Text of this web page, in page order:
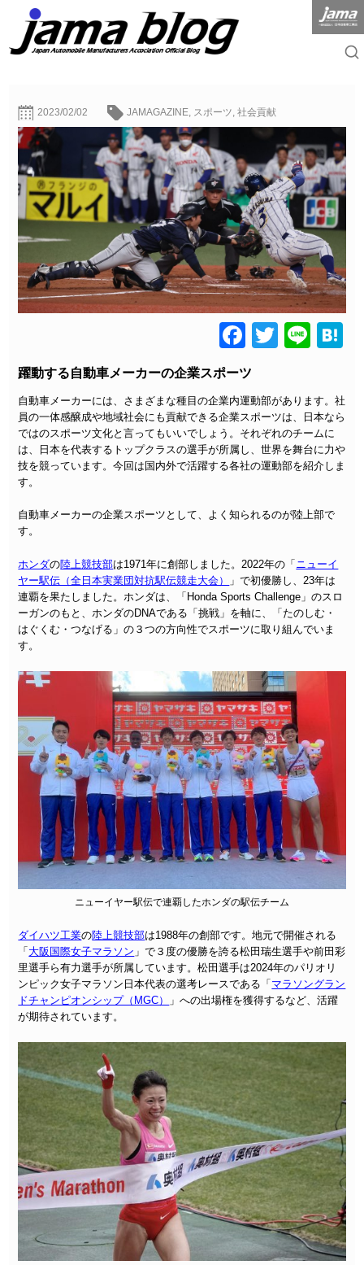
2023/02/02 JAMAGAZINE スポーツ ,社会貢献
Facebook
Twitter
Line
躍動する自動車メーカーの企業スポーツ
自動車メーカーには、さまざまな種目の企業内運動部があります。社
員の一体感醸成や地域社会にも貢献できる企業スポーツは、日本なら
ではのスポーツ文化と言ってもいいでしょう。それぞれのチームに
は、日本を代表するトップクラスの選手が所属し、世界を舞台に力や
技を競っています。今回は国内外で活躍する各社の運動部を紹介しま
す。
自動車メーカーの企業スポーツとして、よく知られるのが陸上部で
す。
ホンダの陸上競技部は1971年に創部しました。2022年の「 ニューイ
ヤー駅伝（全日本実業団対抗駅伝競走大会）
」で初優勝し、23年は
連覇を果たしました。ホンダは、「Honda Sports Challenge」のスロ
ーガンのもと、ホンダのDNAである「挑戦」を軸に、「たのしむ・
はぐくむ・つなげる」の３つの方向性でスポーツに取り組んでいま
す。
ニューイヤー駅伝で連覇したホンダの駅伝チーム
ダイハツ工業の陸上競技部は1988年の創部です。地元で開催される
「 大阪国際女子マラソン 」で３度の優勝を誇る松田瑞生選手や前田彩
里選手ら有力選手が所属しています。松田選手は2024年のパリオリ
ンピック女子マラソン日本代表の選考レースである「 マラソングラン
ドチャンピオンシップ（MGC）
」への出場権を獲得するなど、活躍
が期待されています。